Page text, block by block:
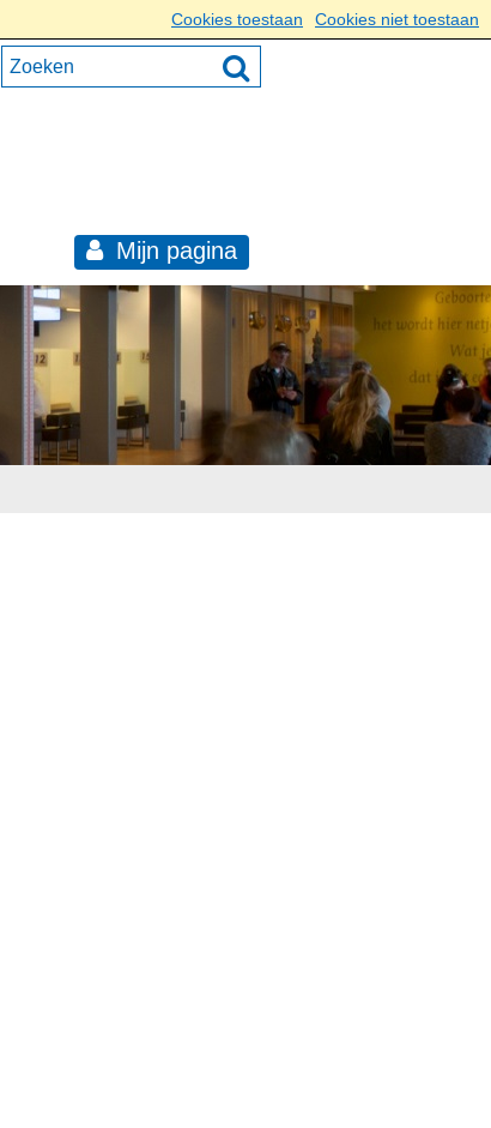
Cookies toestaan Cookies niet toestaan
Mijn pagina